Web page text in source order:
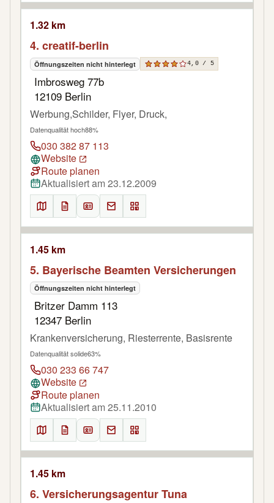
1.32 km
4. creatif-berlin
Öffnungszeiten nicht hinterlegt 4,0 / 5
Imbrosweg 77b
12109 Berlin
Werbung,Schilder, Flyer, Druck,
Datenqualität hoch88%
030 382 87 113
Website
Route planen
Aktualisiert am 23.12.2009
1.45 km
5. Bayerische Beamten Versicherungen
Öffnungszeiten nicht hinterlegt
Britzer Damm 113
12347 Berlin
Krankenversicherung, Riesterrente, Basisrente
Datenqualität solide63%
030 233 66 747
Website
Route planen
Aktualisiert am 25.11.2010
1.45 km
6. Versicherungsagentur Tuna